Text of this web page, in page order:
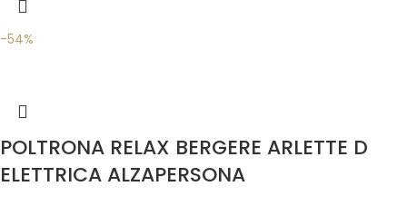
-54%
POLTRONA RELAX BERGERE ARLETTE D
ELETTRICA ALZAPERSONA